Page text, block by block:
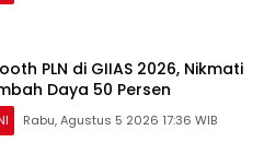
PLN di GIIAS 2026, Nikmati
Daya 50 Persen
Rabu, Agustus 5 2026 17:36 WIB